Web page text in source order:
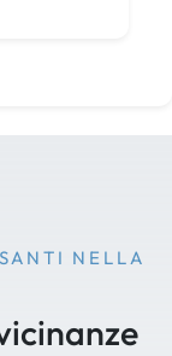
NELLA